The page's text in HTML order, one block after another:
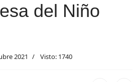
del Niño
2021 Visto: 1740